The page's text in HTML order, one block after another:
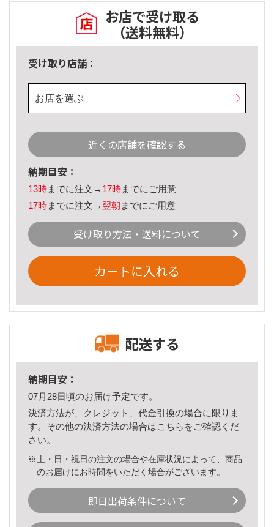
お店で受け取る
（送料無料）
受け取り店舗：
お店を選ぶ
近くの店舗を確認する
納期目安：
13時までに注文→ 17時までにご用意
17時までに注文→ 翌朝 までにご用意
受け取り方法・送料について
カートに入れる
配送する
納期目安：
07月28日頃のお届け予定です。
決済方法が、クレジット、代金引換の場合に限りま
す。その他の決済方法の場合はこちら をご確認くだ
さい。
※土・日・祝日の注文の場合や在庫状況によって、商品
のお届けにお時間をいただく場合がございます。
即日出荷条件について